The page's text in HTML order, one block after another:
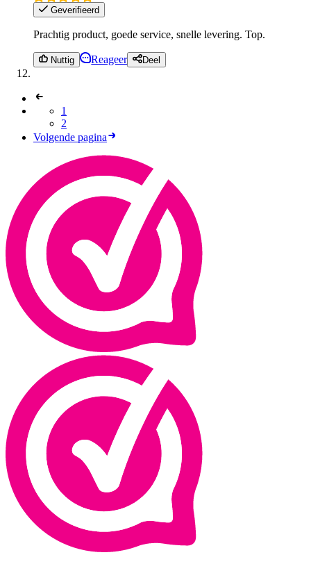
Geverifieerd
Prachtig product, goede service, snelle levering. Top.
Nuttig Reageer Deel
1
2
Volgende pagina